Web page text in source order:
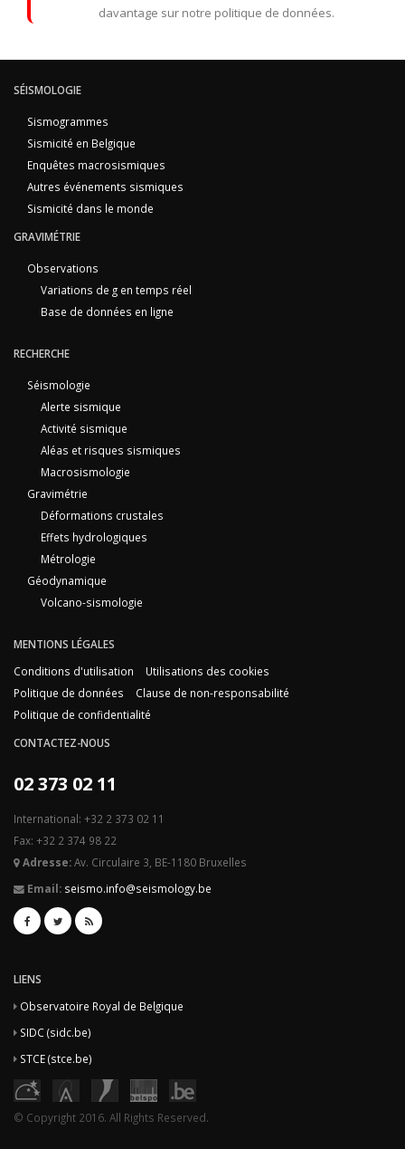
davantage sur notre politique de données.
SÉISMOLOGIE
Sismogrammes
Sismicité en Belgique
Enquêtes macrosismiques
Autres événements sismiques
Sismicité dans le monde
GRAVIMÉTRIE
Observations
Variations de g en temps réel
Base de données en ligne
RECHERCHE
Séismologie
Alerte sismique
Activité sismique
Aléas et risques sismiques
Macrosismologie
Gravimétrie
Déformations crustales
Effets hydrologiques
Métrologie
Géodynamique
Volcano-sismologie
MENTIONS LÉGALES
Conditions d'utilisation
Utilisations des cookies
Politique de données
Clause de non-responsabilité
Politique de confidentialité
CONTACTEZ-NOUS
02 373 02 11
International: +32 2 373 02 11
Fax: +32 2 374 98 22
Adresse:Av. Circulaire 3, BE-1180 Bruxelles
Email: seismo.info@seismology.be
LIENS
Observatoire Royal de Belgique
SIDC (sidc.be)
STCE (stce.be)
© Copyright 2016. All Rights Reserved.